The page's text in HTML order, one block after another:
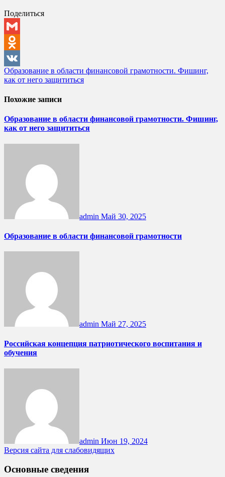
Поделиться
Gmail
Odnoklassniki
VK
Навигация
по
записям
Образование в области финансовой грамотности. Фишинг,
как от него защититься
Похожие записи
Образование в области финансовой грамотности. Фишинг,
как от него защититься
admin Май 30, 2025
Образование в области финансовой грамотности
admin Май 27, 2025
Российская концепция патриотического воспитания и
обучения
admin Июн 19, 2024
Версия сайта для слабовидящих
Основные сведения